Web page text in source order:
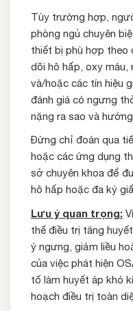
Tùy trường hợp,
phòng ngủ chuyên
thiết bị phù hợp theo
dõi hô hấp, oxy máu,
và/hoặc các tín hiệu
đánh giá có ngưng
nặng ra sao và
Đừng chỉ đoán qua
hoặc các ứng dụng
sở chuyên khoa để
hô hấp hoặc đa ký
Lưu ý quan trọng:
thế điều trị tăng
ý ngưng, giảm liều
của việc phát hiện
tố làm huyết áp khó
hoạch điều trị toàn